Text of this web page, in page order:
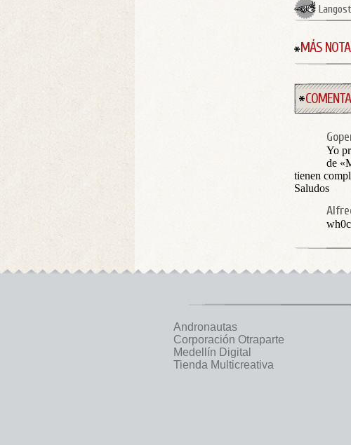
MÁS
Yo
de
tienen
Saludos
Andronautas
Corporación Otraparte
Medellín Digital
Tienda Multicreativa